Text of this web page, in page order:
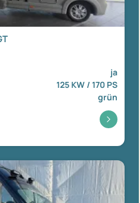
ja
125 KW / 170 PS
grün